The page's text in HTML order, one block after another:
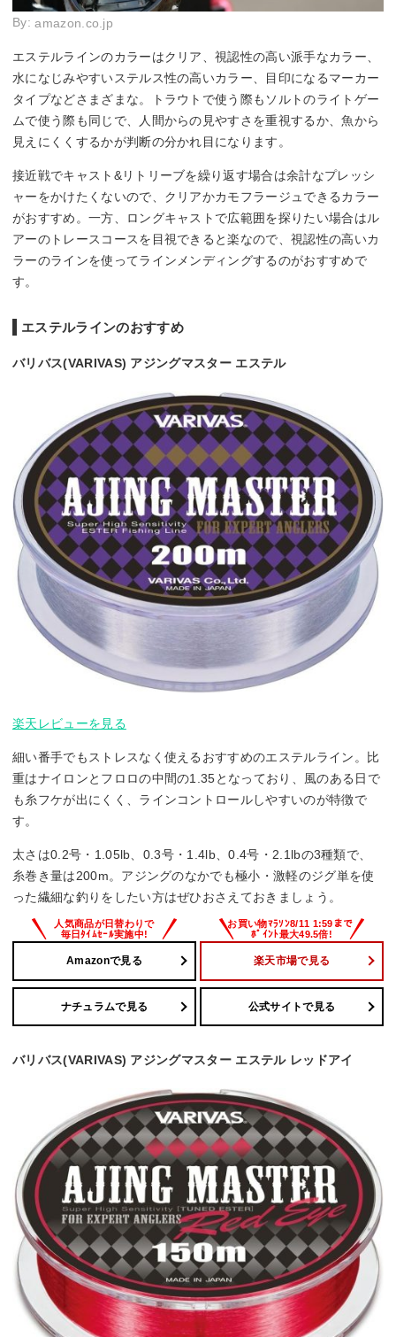
By:amazon.co.jp
エステルラインのカラーはクリア、視認性の高い派手なカラー、
水になじみやすいステルス性の高いカラー、目印になるマーカー
タイプなどさまざまな。トラウトで使う際もソルトのライトゲー
ムで使う際も同じで、人間からの見やすさを重視するか、魚から
見えにくくするかが判断の分かれ目になります。
接近戦でキャスト&リトリーブを繰り返す場合は余計なプレッシ
ャーをかけたくないので、クリアかカモフラージュできるカラー
がおすすめ。一方、ロングキャストで広範囲を探りたい場合はル
アーのトレースコースを目視できると楽なので、視認性の高いカ
ラーのラインを使ってラインメンディングするのがおすすめで
す。
エステルラインのおすすめ
バリバス(VARIVAS) アジングマスター エステル
楽天レビューを見る
細い番手でもストレスなく使えるおすすめのエステルライン。比
重はナイロンとフロロの中間の1.35となっており、風のある日で
も糸フケが出にくく、ラインコントロールしやすいのが特徴で
す。
太さは0.2号・1.05lb、0.3号・1.4lb、0.4号・2.1lbの3種類で、
糸巻き量は200m。アジングのなかでも極小・激軽のジグ単を使
った繊細な釣りをしたい方はぜひおさえておきましょう。
Amazonで見る 楽天市場で見る
ナチュラムで見る 公式サイトで見る
バリバス(VARIVAS) アジングマスター エステル レッドアイ